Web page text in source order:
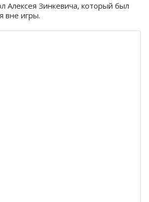
Алексея Зинкевича, который был
вне игры.